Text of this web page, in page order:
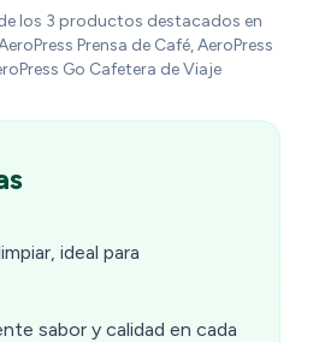
los 3 productos destacados en
Prensa de Café, AeroPress
Go Cafetera de Viaje
ideal para
sabor y calidad en cada